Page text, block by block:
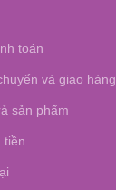
toán
và giao hàng
sản phẩm
tiền